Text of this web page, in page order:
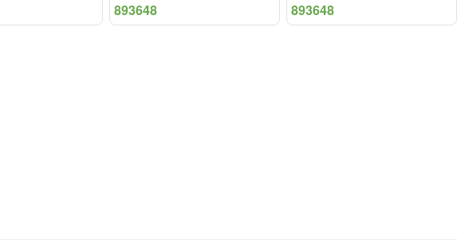
893648 893648